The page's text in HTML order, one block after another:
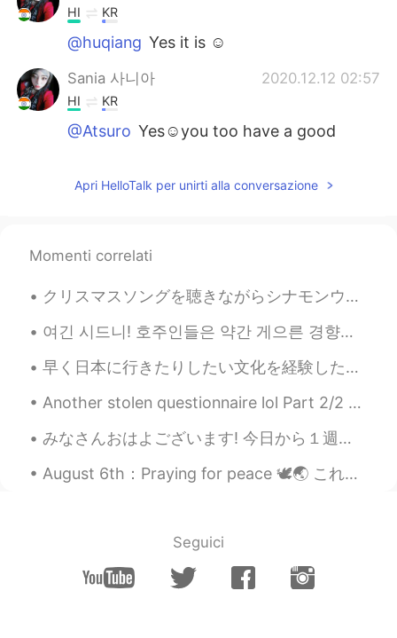
HI KR
@huqiang Yes it is ☺️
Sania 사니아 2020.12.12 02:57
HI KR
@Atsuro Yes☺️you too have a good
寒雪傲梅Jack way 2020.12.12 01:46
CN EN
这是什么地方，太漂亮了
Atsuro 2020.12.12 00:00
Nice☀ We can fully enjoy anything with
brilliant gem✨ Have a nice weekend👍
Sania 사니아 2020.12.11 13:33
ES
Apri HelloTalk per unirti alla conversazione
Momenti correlati
クリスマスソングを聴きながらシナモンウォーターを飲むのが大好き！クリスマスはどうでしたか？🎄🎅✨ Love to drink hot Cinnamon water, while listenin...
여긴 시드니! 호주인들은 약간 게으른 경향이 있어요 ㅎㅎ 그래서 얘기할때 최대한 짧게 말하는 방법이 있습니다: Australian = Aussie Australia = st...
早く日本に行きたりしたい文化を経験したりしたい日本の友達に会ったりしたいです🥲もう我慢できないのに、待つしかない。私は生涯ここに住んだから、今本国みたいだからもう楽しくない。自分の考え事で今日は...
Another stolen questionnaire lol Part 2/2 1) ♂️ Brothers - 0 2) ♀️ Sisters - 0 3) 🐶 Pets- 0 4) ...
みなさんおはよございます! 今日から１週間休み😍😍😍😍 (≧∇≦)/ あーー幸せー 今日のロンドンですー それと、博多ラーメンもたべれてまんぞく 仕事でもいいサービスだった👨‍🍳良い日でし...
August 6th：Praying for peace 🕊🌏 これは6月に広島の平和記念公園と資料館へ行った時の写真とハガキです。 今日は広島市へは行けなかったんですが、 世界の平和を祈...
Seguici